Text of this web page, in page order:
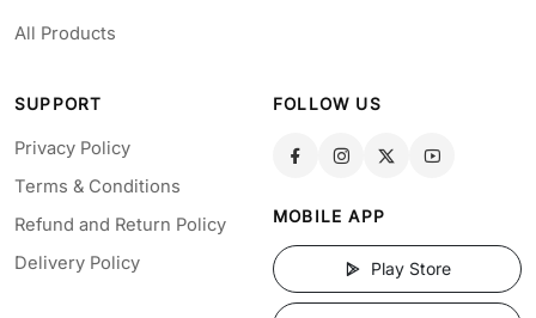
All Products
SUPPORT
Privacy Policy
Terms & Conditions
Refund and Return Policy
Delivery Policy
FOLLOW US
MOBILE APP
Play Store